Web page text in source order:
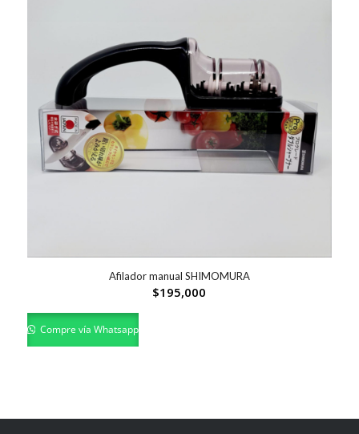
Afilador manual SHIMOMURA
$195,000
Compre vía Whatsapp